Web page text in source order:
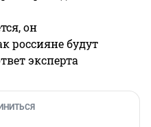
он
россияне будут
эксперта